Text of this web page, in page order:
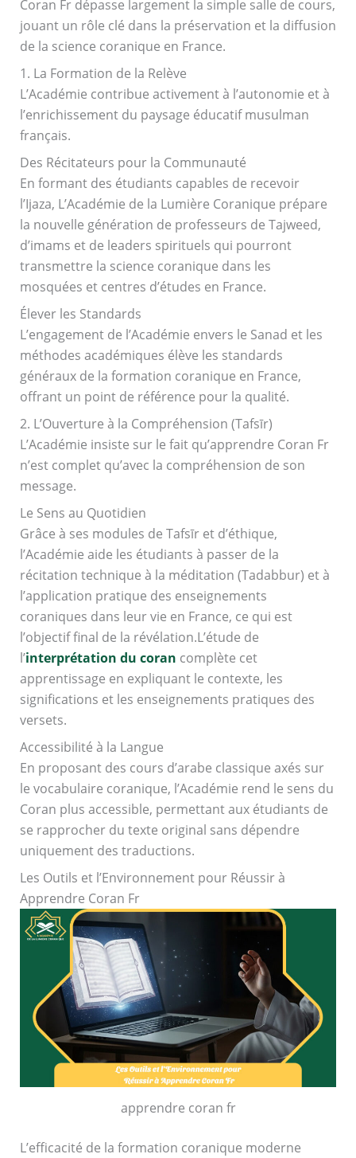
Coran Fr dépasse largement la simple salle de cours,
jouant un rôle clé dans la préservation et la diffusion
de la science coranique en France.
1. La Formation de la Relève
L’Académie contribue activement à l’autonomie et à
l’enrichissement du paysage éducatif musulman
français.
Des Récitateurs pour la Communauté
En formant des étudiants capables de recevoir
l’Ijaza, L’Académie de la Lumière Coranique prépare
la nouvelle génération de professeurs de Tajweed,
d’imams et de leaders spirituels qui pourront
transmettre la science coranique dans les
mosquées et centres d’études en France.
Élever les Standards
L’engagement de l’Académie envers le Sanad et les
méthodes académiques élève les standards
généraux de la formation coranique en France,
offrant un point de référence pour la qualité.
2. L’Ouverture à la Compréhension (Tafsīr)
L’Académie insiste sur le fait qu’apprendre Coran Fr
n’est complet qu’avec la compréhension de son
message.
Le Sens au Quotidien
Grâce à ses modules de Tafsīr et d’éthique,
l’Académie aide les étudiants à passer de la
récitation technique à la méditation (Tadabbur) et à
l’application pratique des enseignements
coraniques dans leur vie en France, ce qui est
l’objectif final de la révélation.L’étude de
l’interprétation du coran complète cet
apprentissage en expliquant le contexte, les
significations et les enseignements pratiques des
versets.
Accessibilité à la Langue
En proposant des cours d’arabe classique axés sur
le vocabulaire coranique, l’Académie rend le sens du
Coran plus accessible, permettant aux étudiants de
se rapprocher du texte original sans dépendre
uniquement des traductions.
Les Outils et l’Environnement pour Réussir à
Apprendre Coran Fr
apprendre coran fr
L’efficacité de la formation coranique moderne